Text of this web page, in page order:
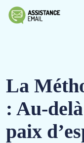
La
: Au-
paix